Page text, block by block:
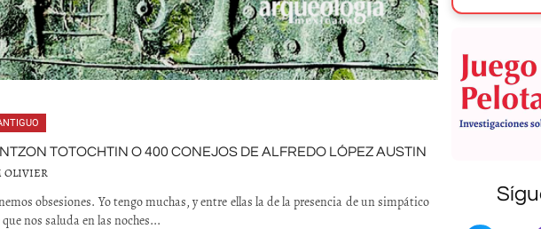
TOTOCHTIN O 400 CONEJOS DE ALFREDO LÓPEZ AUSTIN
OLIVIER
obsesiones. Yo tengo muchas, y entre ellas la de la presencia de un simpático
nos saluda en las noches...